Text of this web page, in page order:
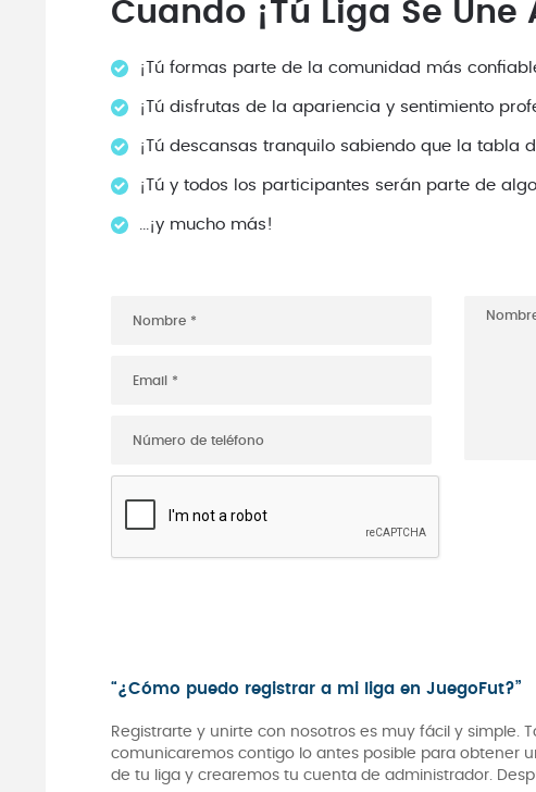
Cuando ¡Tú Liga Se Une
¡Tú formas parte de la comunidad más
¡Tú disfrutas de la apariencia y sentimiento
¡Tú descansas tranquilo sabiendo que la tabla
¡Tú y todos los participantes serán parte de
...¡y mucho más!
“¿Cómo puedo registrar a mi liga en JuegoFut?”
Registrarte y unirte con nosotros es muy fácil y
comunicaremos contigo lo antes posible para obtener
de tu liga y crearemos tu cuenta de administrador.